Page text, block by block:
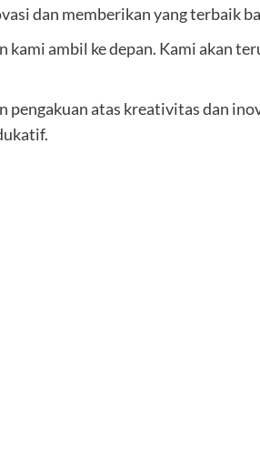
dan memberikan yang terbaik
ambil ke depan. Kami akan
pengakuan atas kreativitas dan